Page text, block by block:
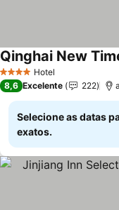
4 EstrelasHotel
Qinghai New
8,6 Excelente 222
Selecione as datas
exatos.